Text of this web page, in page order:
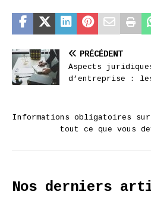
PRÉCÉDENT
Aspects
d’entreprise :
Informations obligatoires sur
tout ce que vous
Nos derniers